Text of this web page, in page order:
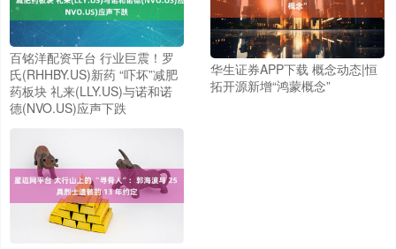
百铭洋配资平台 行业巨震！罗
氏(RHHBY.US)新药 “吓坏”减肥
药板块 礼来(LLY.US)与诺和诺
德(NVO.US)应声下跌
华生证券APP下载 概念动态|恒
拓开源新增“鸿蒙概念”